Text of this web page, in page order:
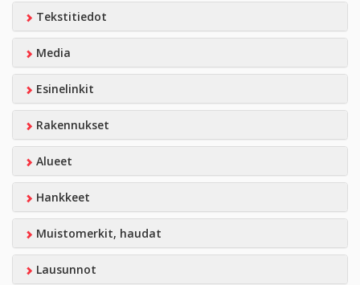
Tekstitiedot
Media
Esinelinkit
Rakennukset
Alueet
Hankkeet
Muistomerkit, haudat
Lausunnot